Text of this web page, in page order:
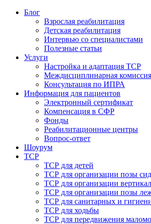
Блог
Взрослая реабилитация
Детская реабилитация
Интервью со специалистами
Полезные статьи
Услуги
Настройка и адаптация ТСР
Междисциплинарная комиссия
Консультация по ИПРА
Информация для пациентов
Электронный сертификат
Компенсация в СФР
Фонды
Реабилитационные центры
Вопрос-ответ
Шоурум
ТСР
ТСР для детей
ТСР для организации позы
ТСР для организации
ТСР для организации позы
ТСР для санитарных и
ТСР для ходьбы
ТСР для передвижения